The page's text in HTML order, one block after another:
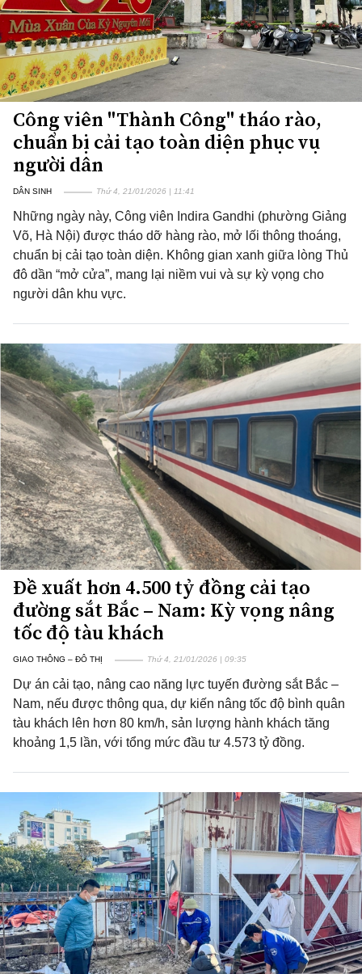
Công viên "Thành Công" tháo rào,
chuẩn bị cải tạo toàn diện phục vụ
người dân
DÂN SINH Thứ 4, 21/01/2026 | 11:41
Những ngày này, Công viên Indira Gandhi (phường Giảng
Võ, Hà Nội) được tháo dỡ hàng rào, mở lối thông thoáng,
chuẩn bị cải tạo toàn diện. Không gian xanh giữa lòng Thủ
đô dần “mở cửa”, mang lại niềm vui và sự kỳ vọng cho
người dân khu vực.
Đề xuất hơn 4.500 tỷ đồng cải tạo
đường sắt Bắc – Nam: Kỳ vọng nâng
tốc độ tàu khách
GIAO THÔNG – ĐÔ THỊ Thứ 4, 21/01/2026 | 09:35
Dự án cải tạo, nâng cao năng lực tuyến đường sắt Bắc –
Nam, nếu được thông qua, dự kiến nâng tốc độ bình quân
tàu khách lên hơn 80 km/h, sản lượng hành khách tăng
khoảng 1,5 lần, với tổng mức đầu tư 4.573 tỷ đồng.